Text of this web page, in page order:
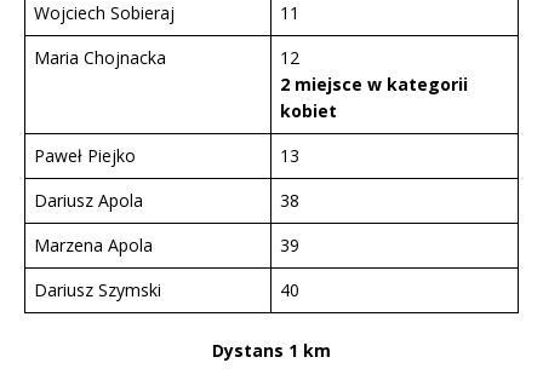
Wojciech Sobieraj
11
Maria Chojnacka
12
2 miejsce w kategorii
kobiet
Paweł Piejko
13
Dariusz Apola
38
Marzena Apola
39
Dariusz Szymski
40
Dystans 1 km